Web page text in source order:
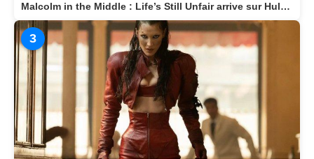
Malcolm in the Middle : Life’s Still Unfair arrive sur Hulu le 10 avril 2026
3